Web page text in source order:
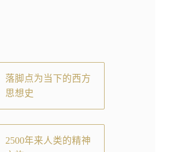
落脚点为当下的西方
思想史
2500年来人类的精神